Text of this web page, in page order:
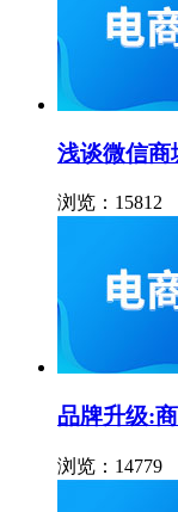
浅谈微信商
浏览：15812
品牌升级:
浏览：14779